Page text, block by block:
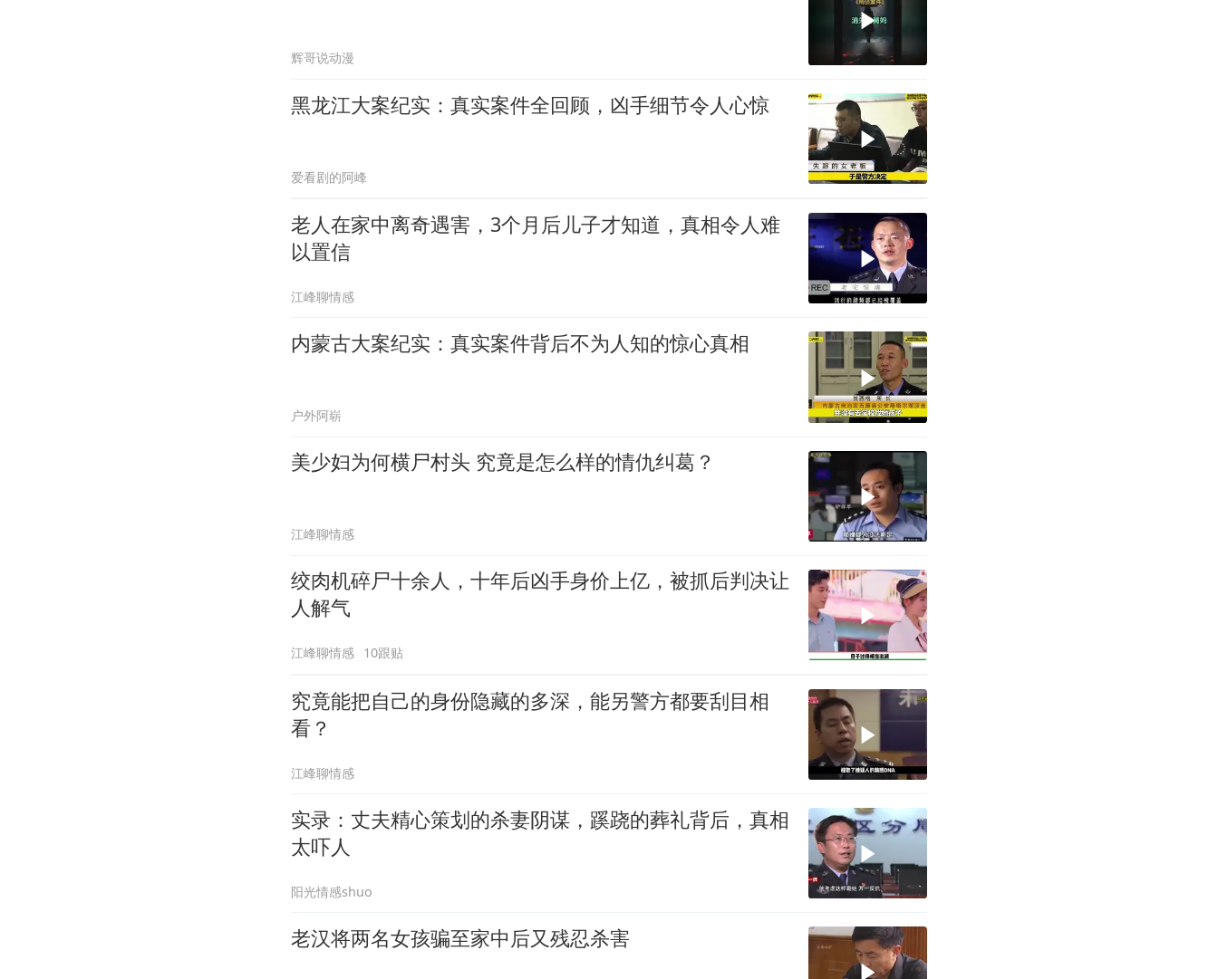
辉哥说动漫
黑龙江大案纪实：真实案件全回顾，凶手细节令人心惊
爱看剧的阿峰
老人在家中离奇遇害，3个月后儿子才知道，真相令人难
以置信
江峰聊情感
内蒙古大案纪实：真实案件背后不为人知的惊心真相
户外阿崭
美少妇为何横尸村头 究竟是怎么样的情仇纠葛？
江峰聊情感
绞肉机碎尸十余人，十年后凶手身价上亿，被抓后判决让
人解气
江峰聊情感 10跟贴
究竟能把自己的身份隐藏的多深，能另警方都要刮目相
看？
江峰聊情感
实录：丈夫精心策划的杀妻阴谋，蹊跷的葬礼背后，真相
太吓人
阳光情感shuo
老汉将两名女孩骗至家中后又残忍杀害